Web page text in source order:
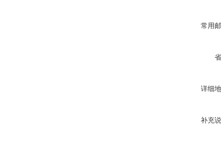
常用
详细
补充